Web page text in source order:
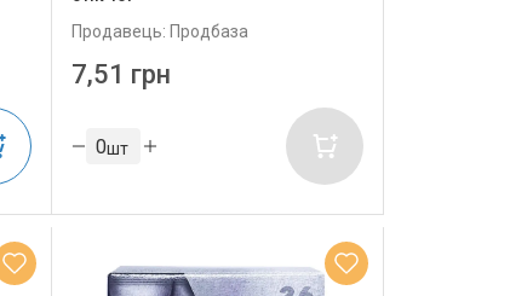
Продавець: Продбаза
7,51 грн
шт